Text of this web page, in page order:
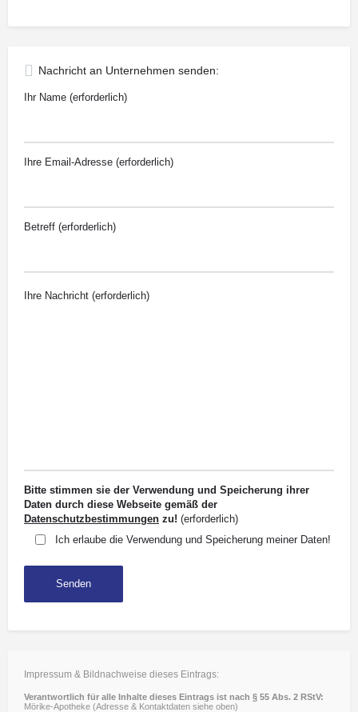
Nachricht an Unternehmen senden:
Ihr Name (erforderlich)
Ihre Email-Adresse (erforderlich)
Betreff (erforderlich)
Ihre Nachricht (erforderlich)
Bitte stimmen sie der Verwendung und Speicherung ihrer
Daten durch diese Webseite gemäß der
Datenschutzbestimmungen zu! (erforderlich)
Ich erlaube die Verwendung und Speicherung meiner Daten!
Impressum & Bildnachweise dieses Eintrags:
Verantwortlich für alle Inhalte dieses Eintrags ist nach § 55 Abs. 2 RStV:
Mörike-Apotheke (Adresse & Kontaktdaten siehe oben)